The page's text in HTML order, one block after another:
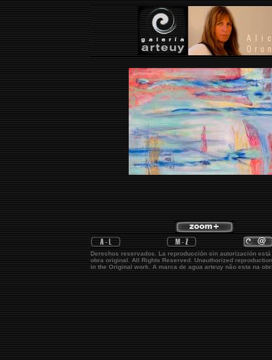
Derechos reservados. La reproducción sin autorización
obra original.All Rights Reserved. Unauthorized
in the Original work. A marca de aguaarteuynão esta na